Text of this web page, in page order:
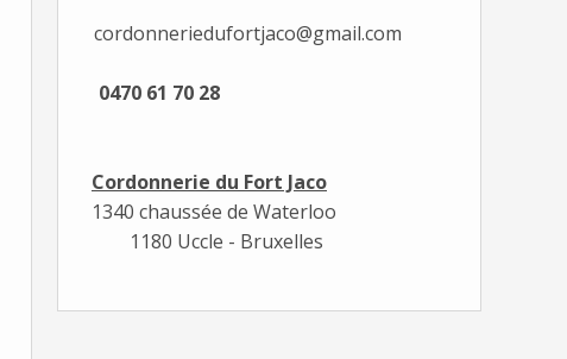
cordonneriedufortjaco@gmail.com
0470 61 70 28
Cordonnerie du Fort Jaco
1340 chaussée de Waterloo
1180 Uccle - Bruxelles